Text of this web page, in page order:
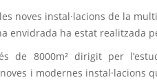
noves instal·lacions de la
envidrada ha estat realitzada
de 8000m² dirigit per
i modernes instal·lacions